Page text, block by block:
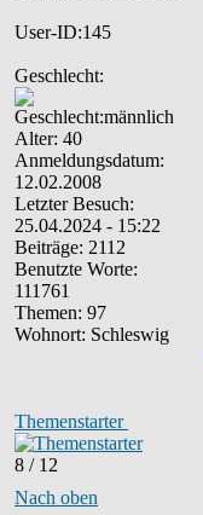
User-ID:145
Geschlecht:
Alter: 40
Anmeldungsdatum:
12.02.2008
Letzter Besuch:
25.04.2024 - 15:22
Beiträge: 2112
Benutzte Worte:
111761
Themen: 97
Wohnort: Schleswig
Themenstarter
8 / 12
Nach oben